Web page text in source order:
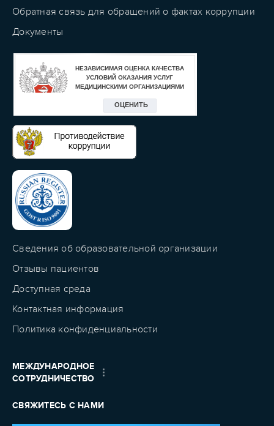
Обратная связь для обращений о фактах коррупции
Документы
Сведения об образовательной организации
Отзывы пациентов
Доступная среда
Контактная информация
Политика конфиденциальности
МЕЖДУНАРОДНОЕ
СОТРУДНИЧЕСТВО
СВЯЖИТЕСЬ С НАМИ